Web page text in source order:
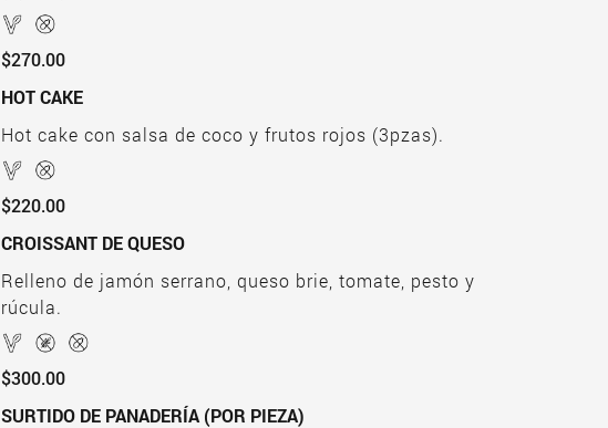
$270.00
HOT CAKE
Hot cake con salsa de coco y frutos rojos (3pzas).
$220.00
CROISSANT DE QUESO
Relleno de jamón serrano, queso brie, tomate, pesto y
rúcula.
$300.00
SURTIDO DE PANADERÍA (POR PIEZA)